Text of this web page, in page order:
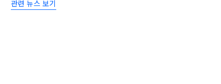
관련 뉴스 보기